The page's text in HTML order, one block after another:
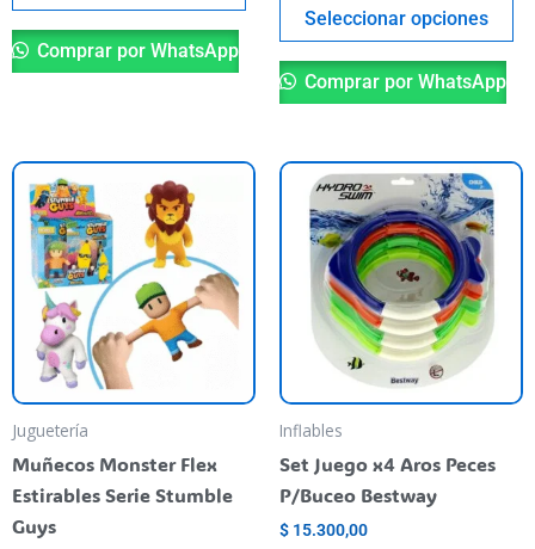
del
producto
Comprar por WhatsApp
Seleccionar opciones
Comprar por WhatsApp
Juguetería
Muñecos Monster Flex
Estirables Serie Stumble
Guys
Este
producto
variantes.
opciones
se
pueden
elegir
Inflables
Set Juego x4 Aros Peces
P/Buceo Bestway
$ 15.300,00